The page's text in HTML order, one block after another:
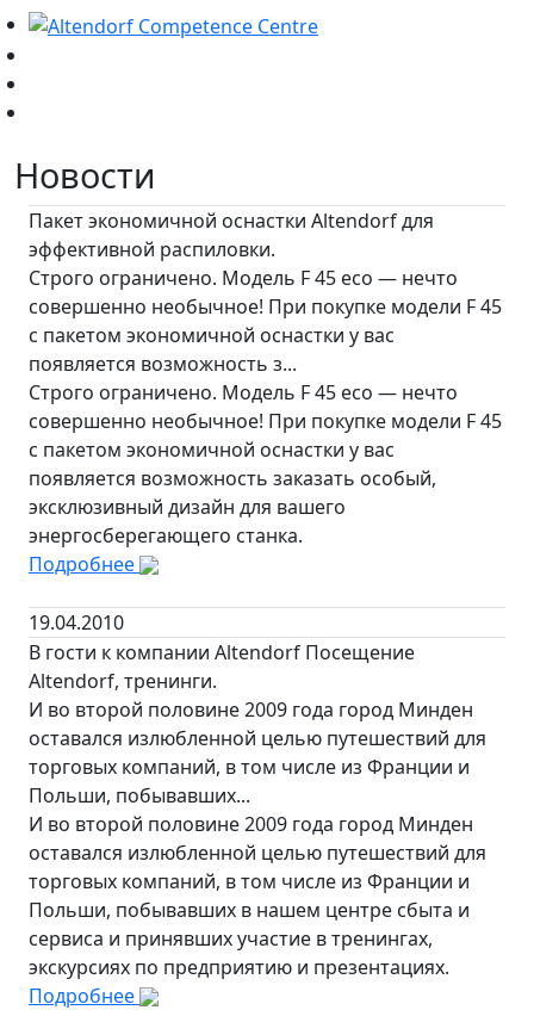
Новости
Пакет экономичной оснастки Altendorf для
эффективной распиловки.
Строго ограничено. Модель F 45 eco — нечто
совершенно необычное! При покупке модели F 45
с пакетом экономичной оснастки у вас
появляется возможность з...
Строго ограничено. Модель F 45 eco — нечто
совершенно необычное! При покупке модели F 45
с пакетом экономичной оснастки у вас
появляется возможность заказать особый,
эксклюзивный дизайн для вашего
энергосберегающего станка.
Подробнее
19.04.2010
В гости к компании Altendorf Посещение
Altendorf, тренинги.
И во второй половине 2009 года город Минден
оставался излюбленной целью путешествий для
торговых компаний, в том числе из Франции и
Польши, побывавших...
И во второй половине 2009 года город Минден
оставался излюбленной целью путешествий для
торговых компаний, в том числе из Франции и
Польши, побывавших в нашем центре сбыта и
сервиса и принявших участие в тренингах,
экскурсиях по предприятию и презентациях.
Подробнее